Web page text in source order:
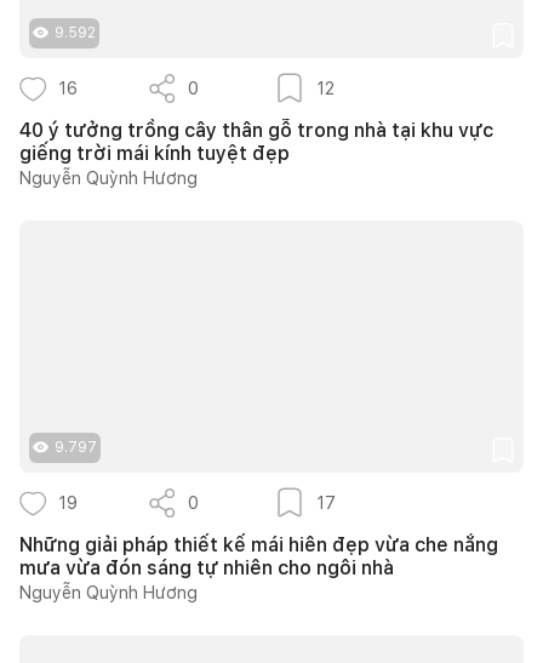
9.592
16 0 12
40 ý tưởng trồng cây thân gỗ trong nhà tại khu vực
giếng trời mái kính tuyệt đẹp
Nguyễn Quỳnh Hương
9.797
19 0 17
Những giải pháp thiết kế mái hiên đẹp vừa che nắng
mưa vừa đón sáng tự nhiên cho ngôi nhà
Nguyễn Quỳnh Hương